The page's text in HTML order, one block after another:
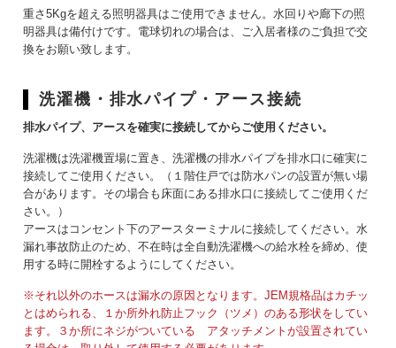
重さ5Kgを超える照明器具はご使用できません。水回りや廊下の照
明器具は備付けです。電球切れの場合は、ご入居者様のご負担で交
換をお願い致します。
洗濯機・排水パイプ・アース接続
排水パイプ、アースを確実に接続してからご使用ください。
洗濯機は洗濯機置場に置き、洗濯機の排水パイプを排水口に確実に
接続してご使用ください。（１階住戸では防水パンの設置が無い場
合があります。その場合も床面にある排水口に接続してご使用くだ
さい。）
アースはコンセント下のアースターミナルに接続してください。水
漏れ事故防止のため、不在時は全自動洗濯機への給水栓を締め、使
用する時に開栓するようにしてください。
※それ以外のホースは漏水の原因となります。JEM規格品はカチッ
とはめられる、１か所外れ防止フック（ツメ）のある形状をしてい
ます。３か所にネジがついている アタッチメントが設置されてい